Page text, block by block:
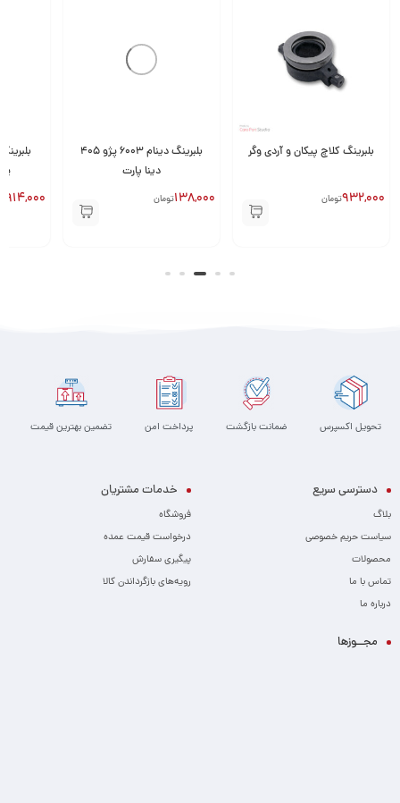
بلبرینگ کلاچ پیکان و آردی وگر
932,000تومان
بلبرینگ دینام 6003 پژو 405
دینا پارت
138,000تومان 914,000
تحویل اکسپرس ضمانت بازگشت پرداخت امن تضمین بهترین قیمت
دسترسی سریع
بلاگ
سیاست حریم خصوصی
محصولات
تماس با ما
درباره ما
خدمات مشتریان
فروشگاه
درخواست قیمت عمده
پیگیری سفارش
رویه‌های بازگرداندن کالا
مجــوزها